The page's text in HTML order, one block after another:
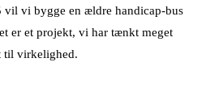
vil vi bygge en ældre handicap-bus
er et projekt, vi har tænkt meget
til virkelighed.